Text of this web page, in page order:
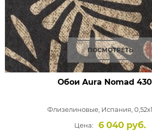
ПОСМОТРЕТЬ
Обои Aura Nomad
Флизелиновые, Испания,
Цена:
6 040 руб.